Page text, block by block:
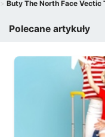
Buty The North Face Vectic
Polecane artykuły